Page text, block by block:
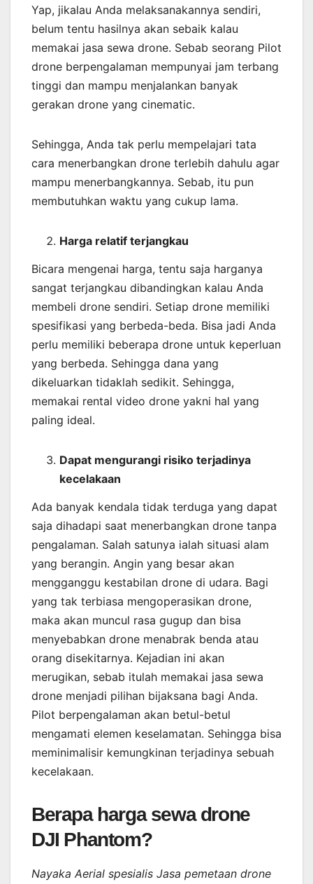
Yap, jikalau Anda melaksanakannya sendiri,
belum tentu hasilnya akan sebaik kalau
memakai jasa sewa drone. Sebab seorang Pilot
drone berpengalaman mempunyai jam terbang
tinggi dan mampu menjalankan banyak
gerakan drone yang cinematic.
Sehingga, Anda tak perlu mempelajari tata
cara menerbangkan drone terlebih dahulu agar
mampu menerbangkannya. Sebab, itu pun
membutuhkan waktu yang cukup lama.
Harga relatif terjangkau
Bicara mengenai harga, tentu saja harganya
sangat terjangkau dibandingkan kalau Anda
membeli drone sendiri. Setiap drone memiliki
spesifikasi yang berbeda-beda. Bisa jadi Anda
perlu memiliki beberapa drone untuk keperluan
yang berbeda. Sehingga dana yang
dikeluarkan tidaklah sedikit. Sehingga,
memakai rental video drone yakni hal yang
paling ideal.
Dapat mengurangi risiko terjadinya
kecelakaan
Ada banyak kendala tidak terduga yang dapat
saja dihadapi saat menerbangkan drone tanpa
pengalaman. Salah satunya ialah situasi alam
yang berangin. Angin yang besar akan
mengganggu kestabilan drone di udara. Bagi
yang tak terbiasa mengoperasikan drone,
maka akan muncul rasa gugup dan bisa
menyebabkan drone menabrak benda atau
orang disekitarnya. Kejadian ini akan
merugikan, sebab itulah memakai jasa sewa
drone menjadi pilihan bijaksana bagi Anda.
Pilot berpengalaman akan betul-betul
mengamati elemen keselamatan. Sehingga bisa
meminimalisir kemungkinan terjadinya sebuah
kecelakaan.
Berapa harga sewa drone
DJI Phantom?
Nayaka Aerial spesialis Jasa pemetaan drone